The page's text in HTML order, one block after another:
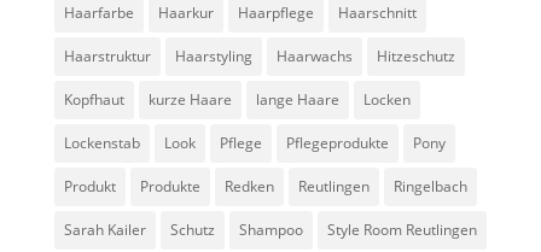
Haarfarbe Haarkur Haarpflege Haarschnitt
Haarstruktur Haarstyling Haarwachs Hitzeschutz
Kopfhaut kurze Haare lange Haare Locken
Lockenstab Look Pflege Pflegeprodukte Pony
Produkt Produkte Redken Reutlingen Ringelbach
Sarah Kailer Schutz Shampoo Style Room Reutlingen